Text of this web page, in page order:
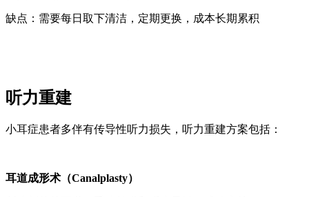
缺点：需要每日取下清洁，定期更换，成本长期累积
听力重建
小耳症患者多伴有传导性听力损失，听力重建方案包括：
耳道成形术（Canalplasty）